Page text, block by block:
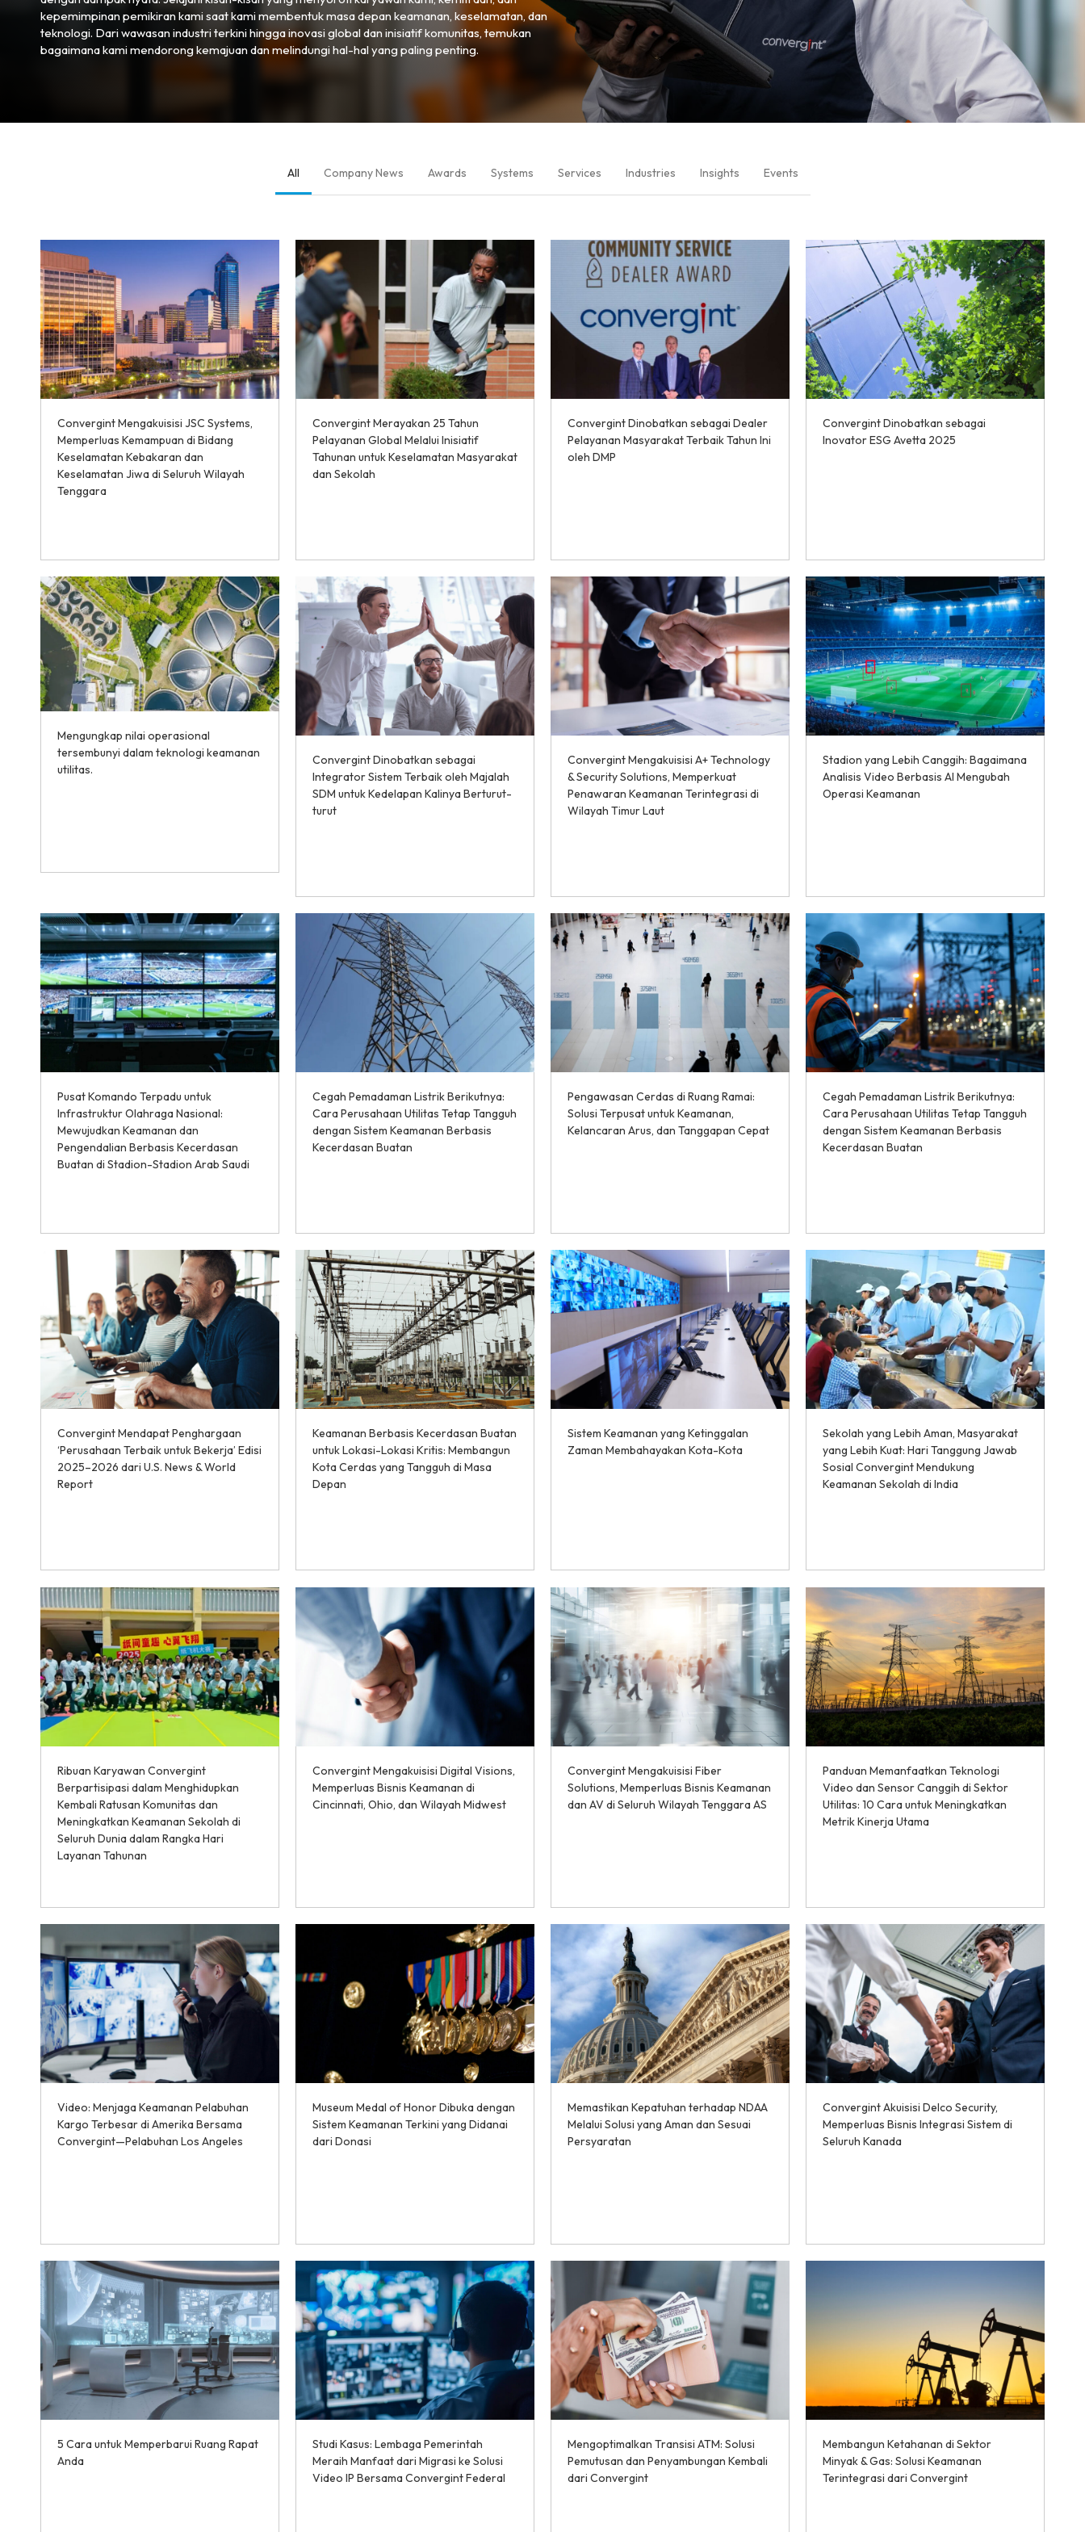
kepemimpinan pemikiran kami saat kami membentuk masa depan keamanan, keselamatan, dan
teknologi. Dari wawasan industri terkini hingga inovasi global dan inisiatif komunitas, temukan
bagaimana kami mendorong kemajuan dan melindungi hal-hal yang paling penting.
All Company News Awards Systems Services Industries Insights Events
Convergint Mengakuisisi JSC Systems,
Memperluas Kemampuan di Bidang
Keselamatan Kebakaran dan
Keselamatan Jiwa di Seluruh Wilayah
Tenggara
Convergint Merayakan 25 Tahun
Pelayanan Global Melalui Inisiatif
Tahunan untuk Keselamatan Masyarakat
dan Sekolah
Convergint Dinobatkan sebagai Dealer
Pelayanan Masyarakat Terbaik Tahun Ini
oleh DMP
Convergint Dinobatkan sebagai
Inovator ESG Avetta 2025
Mengungkap nilai operasional
tersembunyi dalam teknologi keamanan
utilitas.
Convergint Dinobatkan sebagai
Integrator Sistem Terbaik oleh Majalah
SDM untuk Kedelapan Kalinya Berturut-
turut
Convergint Mengakuisisi A+ Technology
& Security Solutions, Memperkuat
Penawaran Keamanan Terintegrasi di
Wilayah Timur Laut
Stadion yang Lebih Canggih: Bagaimana
Analisis Video Berbasis AI Mengubah
Operasi Keamanan
Pusat Komando Terpadu untuk
Infrastruktur Olahraga Nasional:
Mewujudkan Keamanan dan
Pengendalian Berbasis Kecerdasan
Buatan di Stadion-Stadion Arab Saudi
Cegah Pemadaman Listrik Berikutnya:
Cara Perusahaan Utilitas Tetap Tangguh
dengan Sistem Keamanan Berbasis
Kecerdasan Buatan
Pengawasan Cerdas di Ruang Ramai:
Solusi Terpusat untuk Keamanan,
Kelancaran Arus, dan Tanggapan Cepat
Cegah Pemadaman Listrik Berikutnya:
Cara Perusahaan Utilitas Tetap Tangguh
dengan Sistem Keamanan Berbasis
Kecerdasan Buatan
Convergint Mendapat Penghargaan
‘Perusahaan Terbaik untuk Bekerja’ Edisi
2025–2026 dari U.S. News & World
Report
Keamanan Berbasis Kecerdasan Buatan
untuk Lokasi-Lokasi Kritis: Membangun
Kota Cerdas yang Tangguh di Masa
Depan
Sistem Keamanan yang Ketinggalan
Zaman Membahayakan Kota-Kota
Sekolah yang Lebih Aman, Masyarakat
yang Lebih Kuat: Hari Tanggung Jawab
Sosial Convergint Mendukung
Keamanan Sekolah di India
Ribuan Karyawan Convergint
Berpartisipasi dalam Menghidupkan
Kembali Ratusan Komunitas dan
Meningkatkan Keamanan Sekolah di
Seluruh Dunia dalam Rangka Hari
Layanan Tahunan
Convergint Mengakuisisi Digital Visions,
Memperluas Bisnis Keamanan di
Cincinnati, Ohio, dan Wilayah Midwest
Convergint Mengakuisisi Fiber
Solutions, Memperluas Bisnis Keamanan
dan AV di Seluruh Wilayah Tenggara AS
Panduan Memanfaatkan Teknologi
Video dan Sensor Canggih di Sektor
Utilitas: 10 Cara untuk Meningkatkan
Metrik Kinerja Utama
Video: Menjaga Keamanan Pelabuhan
Kargo Terbesar di Amerika Bersama
Convergint—Pelabuhan Los Angeles
Museum Medal of Honor Dibuka dengan
Sistem Keamanan Terkini yang Didanai
dari Donasi
Memastikan Kepatuhan terhadap NDAA
Melalui Solusi yang Aman dan Sesuai
Persyaratan
Convergint Akuisisi Delco Security,
Memperluas Bisnis Integrasi Sistem di
Seluruh Kanada
5 Cara untuk Memperbarui Ruang Rapat
Anda
Studi Kasus: Lembaga Pemerintah
Meraih Manfaat dari Migrasi ke Solusi
Video IP Bersama Convergint Federal
Mengoptimalkan Transisi ATM: Solusi
Pemutusan dan Penyambungan Kembali
dari Convergint
Membangun Ketahanan di Sektor
Minyak & Gas: Solusi Keamanan
Terintegrasi dari Convergint